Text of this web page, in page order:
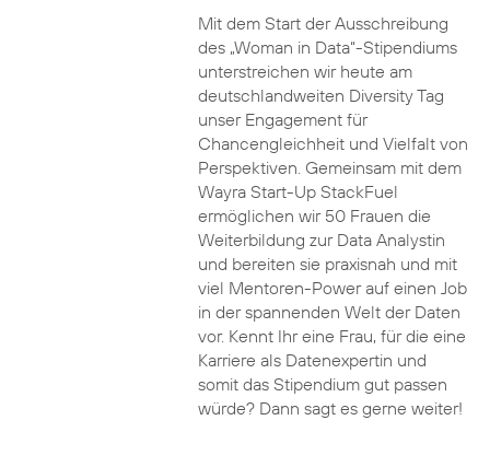
Mit dem Start der Ausschreibung
des „Woman in Data“-Stipendiums
unterstreichen wir heute am
deutschlandweiten Diversity Tag
unser Engagement für
Chancengleichheit und Vielfalt von
Perspektiven. Gemeinsam mit dem
Wayra Start-Up StackFuel
ermöglichen wir 50 Frauen die
Weiterbildung zur Data Analystin
und bereiten sie praxisnah und mit
viel Mentoren-Power auf einen Job
in der spannenden Welt der Daten
vor. Kennt Ihr eine Frau, für die eine
Karriere als Datenexpertin und
somit das Stipendium gut passen
würde? Dann sagt es gerne weiter!